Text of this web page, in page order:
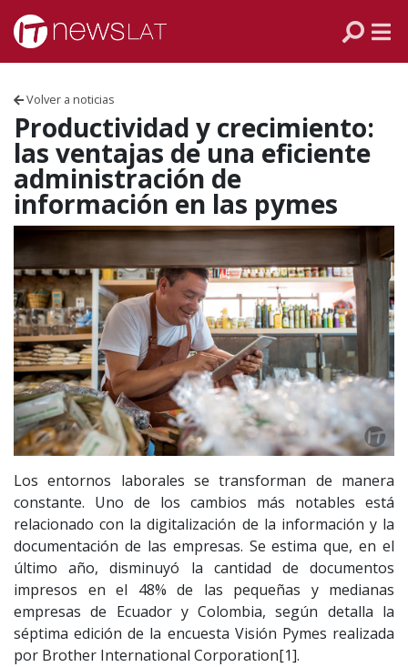
Skip to content
Volver a noticias
Productividad y crecimiento:
las ventajas de una eficiente
administración de
información en las pymes
Los entornos laborales se transforman de manera
constante. Uno de los cambios más notables está
relacionado con la digitalización de la información y la
documentación de las empresas. Se estima que, en el
último año, disminuyó la cantidad de documentos
impresos en el 48% de las pequeñas y medianas
empresas de Ecuador y Colombia, según detalla la
séptima edición de la encuesta Visión Pymes realizada
por Brother International Corporation[1].
VENEZUELA
ECUADOR
PERÚ
ARGENTINA
MÉXICO